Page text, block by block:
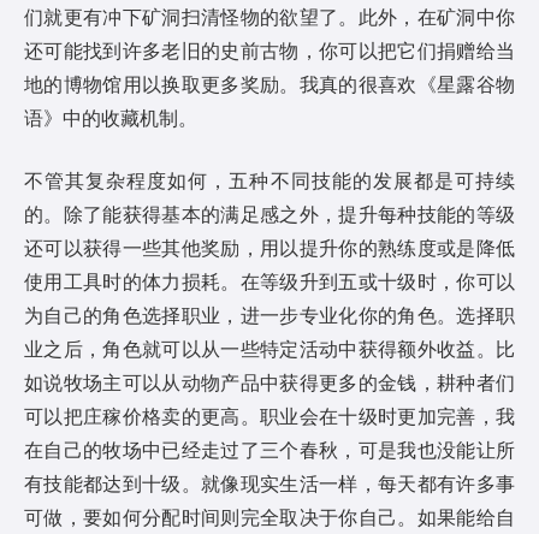
们就更有冲下矿洞扫清怪物的欲望了。此外，在矿洞中你
还可能找到许多老旧的史前古物，你可以把它们捐赠给当
地的博物馆用以换取更多奖励。我真的很喜欢《星露谷物
语》中的收藏机制。
不管其复杂程度如何，五种不同技能的发展都是可持续
的。除了能获得基本的满足感之外，提升每种技能的等级
还可以获得一些其他奖励，用以提升你的熟练度或是降低
使用工具时的体力损耗。在等级升到五或十级时，你可以
为自己的角色选择职业，进一步专业化你的角色。选择职
业之后，角色就可以从一些特定活动中获得额外收益。比
如说牧场主可以从动物产品中获得更多的金钱，耕种者们
可以把庄稼价格卖的更高。职业会在十级时更加完善，我
在自己的牧场中已经走过了三个春秋，可是我也没能让所
有技能都达到十级。就像现实生活一样，每天都有许多事
可做，要如何分配时间则完全取决于你自己。如果能给自